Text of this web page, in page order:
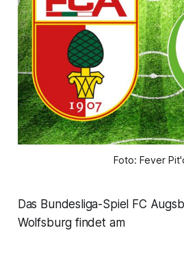
Foto: Fever
Das Bundesliga-Spiel FC
Wolfsburg findet am